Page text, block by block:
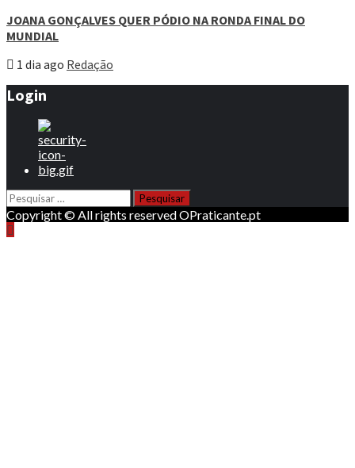
JOANA GONÇALVES QUER PÓDIO NA RONDA FINAL DO
MUNDIAL
1 dia ago Redação
Login
Pesquisar
por:
Copyright © All rights reserved OPraticante.pt